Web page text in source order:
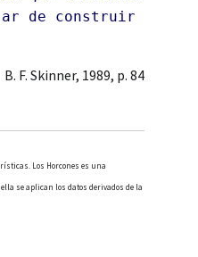
de construir
B. F. Skinner, 1989, p. 84
Los Horcones es una
se aplican los datos derivados de la